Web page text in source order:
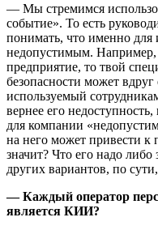
— Мы стремимся
событие». То есть
понимать, что именно для
недопустимым. Например,
предприятие, то твой
безопасности может вдруг
используемый
вернее его недоступность,
для компании
на него может привести
значит? Что его надо
других вариантов, по
— Каждый оператор
является КИИ?